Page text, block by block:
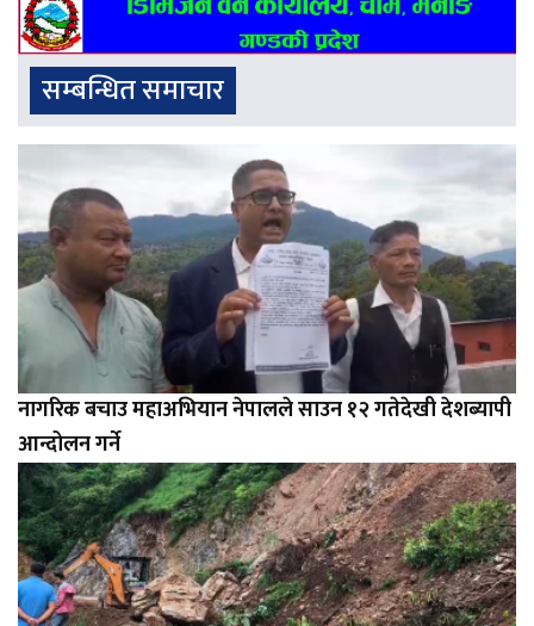
सम्बन्धित समाचार
नागरिक बचाउ महाअभियान नेपालले साउन १२ गतेदेखी देशब्यापी
आन्दोलन गर्ने